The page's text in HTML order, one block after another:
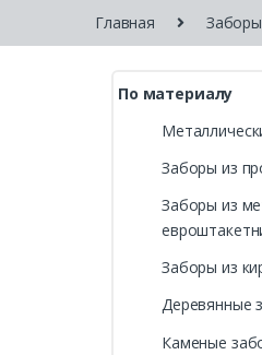
Главная Заборы
По материалу
Заборы из
Заборы из
Заборы из
Деревянные
Каменые